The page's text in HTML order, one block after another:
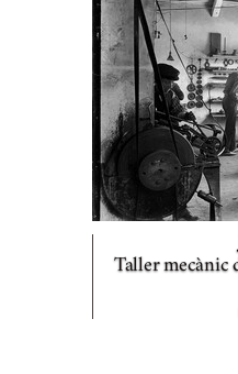
Taller mecànic